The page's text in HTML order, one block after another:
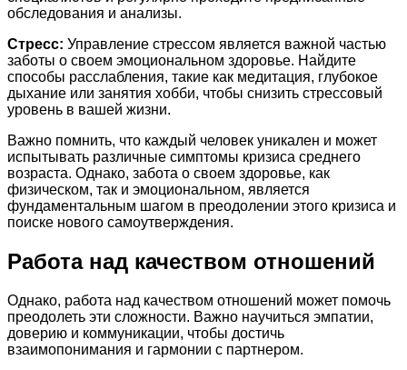
обследования и анализы.
Стресс: Управление стрессом является важной частью
заботы о своем эмоциональном здоровье. Найдите
способы расслабления, такие как медитация, глубокое
дыхание или занятия хобби, чтобы снизить стрессовый
уровень в вашей жизни.
Важно помнить, что каждый человек уникален и может
испытывать различные симптомы кризиса среднего
возраста. Однако, забота о своем здоровье, как
физическом, так и эмоциональном, является
фундаментальным шагом в преодолении этого кризиса и
поиске нового самоутверждения.
Работа над качеством отношений
Однако, работа над качеством отношений может помочь
преодолеть эти сложности. Важно научиться эмпатии,
доверию и коммуникации, чтобы достичь
взаимопонимания и гармонии с партнером.